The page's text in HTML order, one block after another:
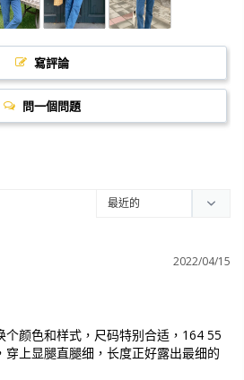
寫評論
問一個問題
2022/04/15
个颜色和样式，尺码特别合适，164 55
上显腿直腿细，长度正好露出最细的